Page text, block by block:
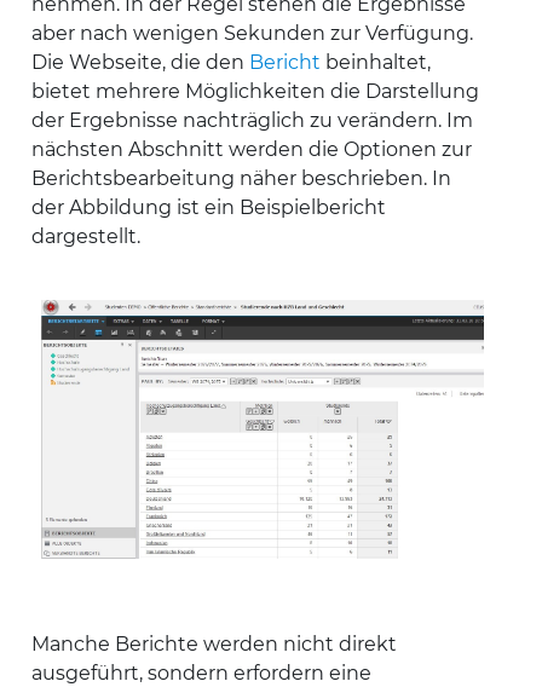
aber nach wenigen Sekunden zur Verfügung.
Die Webseite, die den Bericht beinhaltet,
bietet mehrere Möglichkeiten die Darstellung
der Ergebnisse nachträglich zu verändern. Im
nächsten Abschnitt werden die Optionen zur
Berichtsbearbeitung näher beschrieben. In
der Abbildung ist ein Beispielbericht
dargestellt.
Manche Berichte werden nicht direkt
ausgeführt, sondern erfordern eine